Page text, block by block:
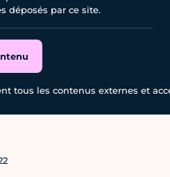
déposés par ce site.
tous les contenus externes et